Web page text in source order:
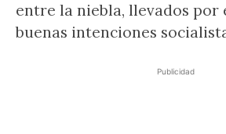
entre la niebla, llevados por
buenas intenciones
Publicidad